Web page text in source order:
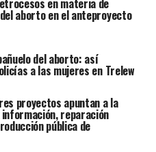
en materia de
aborto en el anteproyecto
del aborto: así
a las mujeres en Trelew
proyectos apuntan a la
reparación
pública de